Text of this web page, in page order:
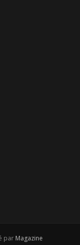
par Magazine